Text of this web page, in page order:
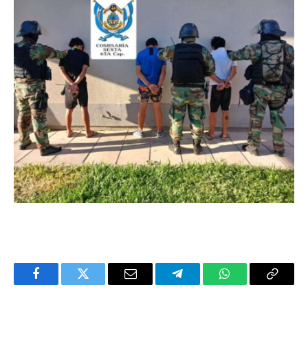
FacebookTwitter Email TelegramWhatsAppCopy